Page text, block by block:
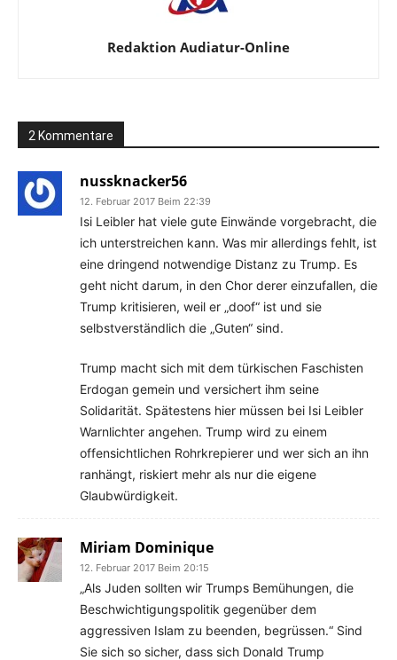
Redaktion Audiatur-Online
2 Kommentare
nussknacker56
12. Februar 2017 Beim 22:39
Isi Leibler hat viele gute Einwände vorgebracht, die
ich unterstreichen kann. Was mir allerdings fehlt, ist
eine dringend notwendige Distanz zu Trump. Es
geht nicht darum, in den Chor derer einzufallen, die
Trump kritisieren, weil er „doof“ ist und sie
selbstverständlich die „Guten“ sind.
Trump macht sich mit dem türkischen Faschisten
Erdogan gemein und versichert ihm seine
Solidarität. Spätestens hier müssen bei Isi Leibler
Warnlichter angehen. Trump wird zu einem
offensichtlichen Rohrkrepierer und wer sich an ihn
ranhängt, riskiert mehr als nur die eigene
Glaubwürdigkeit.
Miriam Dominique
12. Februar 2017 Beim 20:15
„Als Juden sollten wir Trumps Bemühungen, die
Beschwichtigungspolitik gegenüber dem
aggressiven Islam zu beenden, begrüssen.“ Sind
Sie sich so sicher, dass sich Donald Trump